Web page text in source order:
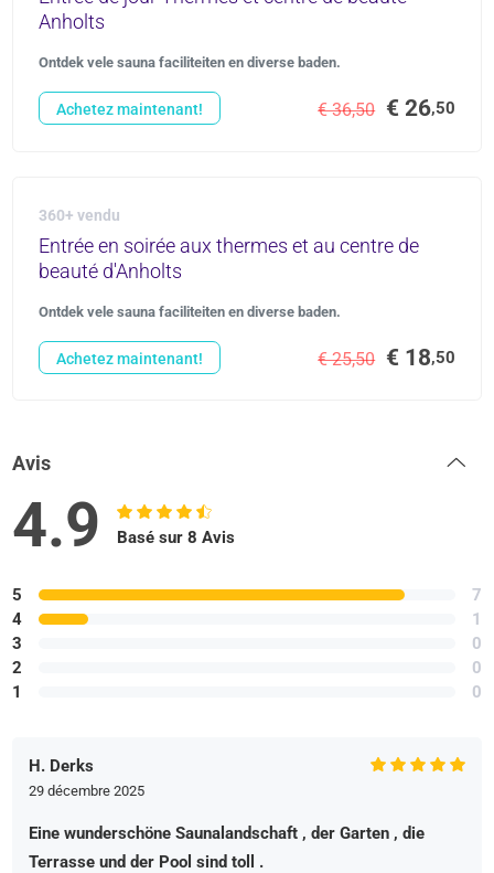
Anholts
Ontdek vele sauna faciliteiten en diverse baden.
€ 36,50 € 26,50
Achetez maintenant!
360+ vendu
Entrée en soirée aux thermes et au centre de
beauté d'Anholts
Ontdek vele sauna faciliteiten en diverse baden.
€ 25,50 € 18,50
Achetez maintenant!
Avis
4.9 Basé sur 8 Avis
5
4
3
2
1
7
1
0
0
0
H. Derks
29 décembre 2025
Eine wunderschöne Saunalandschaft , der Garten , die
Terrasse und der Pool sind toll .